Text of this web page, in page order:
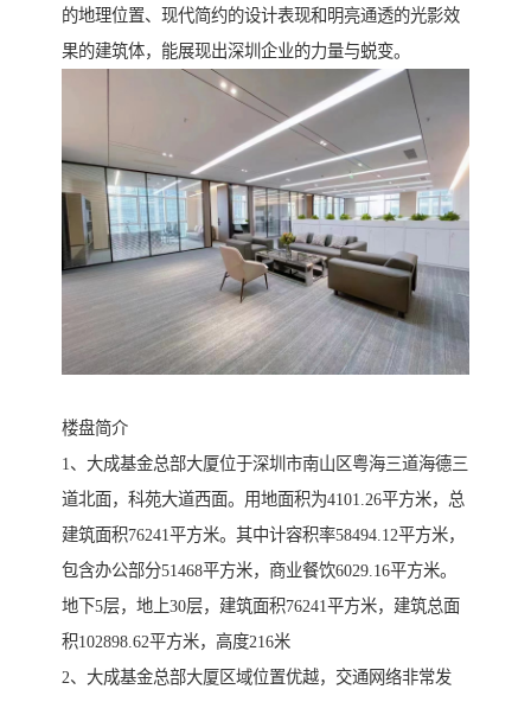
的地理位置、现代简约的设计表现和明亮通透的光影效
果的建筑体，能展现出深圳企业的力量与蜕变。
楼盘简介
1、大成基金总部大厦位于深圳市南山区粤海三道海德三
道北面，科苑大道西面。用地面积为4101.26平方米，总
建筑面积76241平方米。其中计容积率58494.12平方米，
包含办公部分51468平方米，商业餐饮6029.16平方米。
地下5层，地上30层，建筑面积76241平方米，建筑总面
积102898.62平方米，高度216米
2、大成基金总部大厦区域位置优越，交通网络非常发